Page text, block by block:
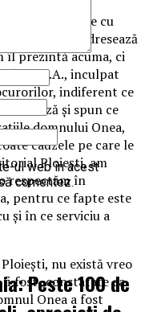
telefonice cu
nu I se adresează
îl prezintă acuma, ci
în D.N.A., inculpat
indiferent ce
și spun ce
domnului Onea,
cauzele pe care le
Ploiești, am
respectăm în
pentru ce fapte este
și în ce serviciu a
nu există vreo
fost „constatate ca
Onea a fost
ul web în acest
comentez.
Peste 100 de